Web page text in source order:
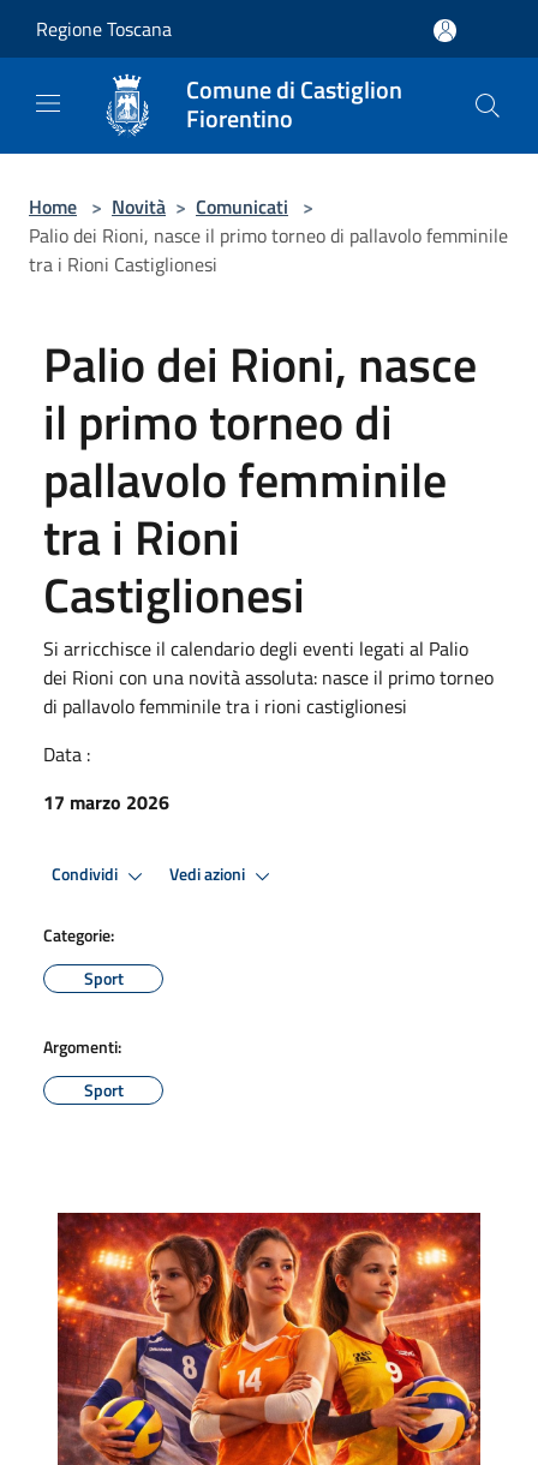
Regione Toscana
Comune di Castiglion
Fiorentino
Home > Novità > Comunicati >
Palio dei Rioni, nasce il primo torneo di pallavolo femminile
tra i Rioni Castiglionesi
Palio dei Rioni, nasce
il primo torneo di
pallavolo femminile
tra i Rioni
Castiglionesi
Si arricchisce il calendario degli eventi legati al Palio
dei Rioni con una novità assoluta: nasce il primo torneo
di pallavolo femminile tra i rioni castiglionesi
Data :
17 marzo 2026
Condividi Vedi azioni
Categorie:
Sport
Argomenti:
Sport